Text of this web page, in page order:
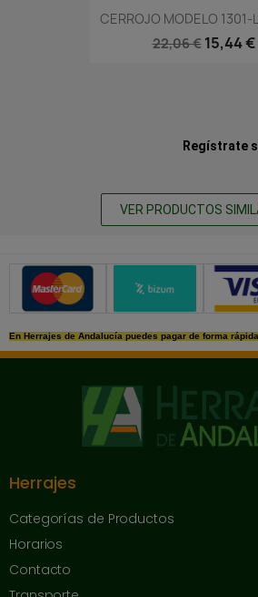
CERROJO MODELO 1301-
22,06 € 15,44 €
Regístrate
VER PRODUCTOS
Métodos de pago
En Herrajes de Andalucía puedes pagar de forma
Herrajes
Categorías de Productos
Horarios
Contacto